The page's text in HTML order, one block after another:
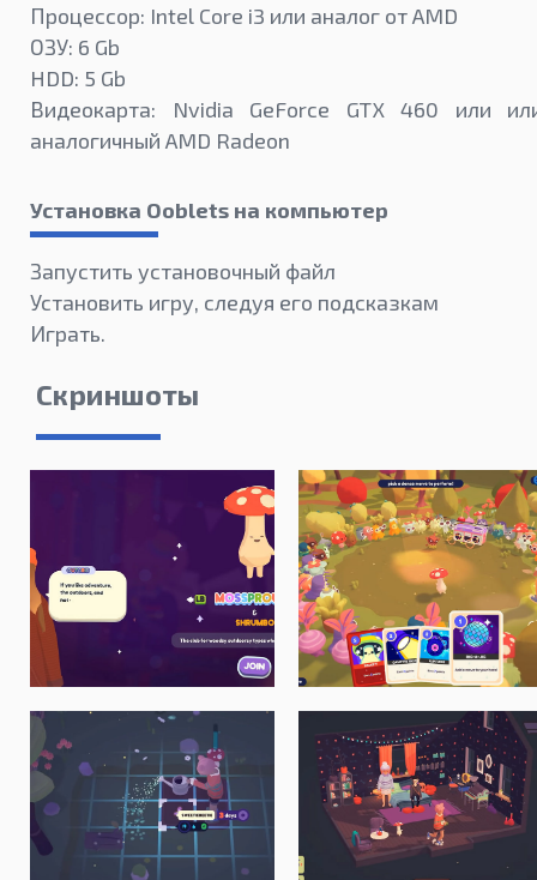
Процессор: Intel Core i3 или аналог от AMD
ОЗУ: 6 Gb
HDD: 5 Gb
Видеокарта: Nvidia GeForce GTX 460 или
аналогичный AMD Radeon
Установка Ooblets на компьютер
Запустить установочный файл
Установить игру, следуя его подсказкам
Играть.
Скриншоты